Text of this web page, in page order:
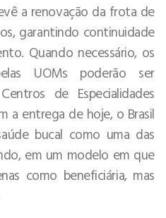
a renovação da frota de
garantindo continuidade
Quando necessário, os
UOMs poderão ser
de Especialidades
a entrega de hoje, o Brasil
bucal como uma das
em um modelo em que
como beneficiária, mas